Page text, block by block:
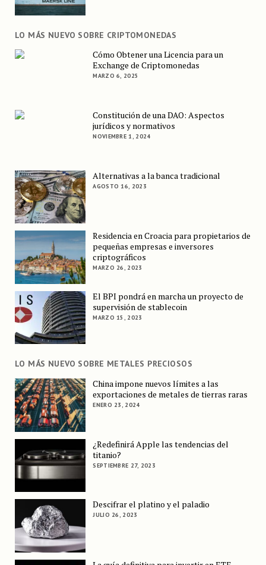
LO MÁS NUEVO SOBRE CRIPTOMONEDAS
Cómo Obtener una Licencia para un
Exchange de Criptomonedas
MARZO 6, 2025
Constitución de una DAO: Aspectos
jurídicos y normativos
NOVIEMBRE 1, 2024
Alternativas a la banca tradicional
AGOSTO 16, 2023
Residencia en Croacia para propietarios de
pequeñas empresas e inversores
criptográficos
MARZO 26, 2023
El BPI pondrá en marcha un proyecto de
supervisión de stablecoin
MARZO 15, 2023
LO MÁS NUEVO SOBRE METALES PRECIOSOS
China impone nuevos límites a las
exportaciones de metales de tierras raras
ENERO 23, 2024
¿Redefinirá Apple las tendencias del
titanio?
SEPTIEMBRE 27, 2023
Descifrar el platino y el paladio
JULIO 26, 2023